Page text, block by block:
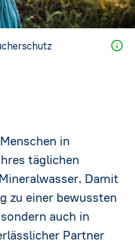
in
täglichen
Damit
zu einer bewussten
auch in
Partner